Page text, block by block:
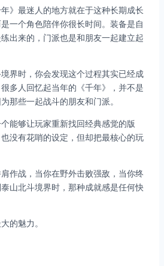
》最迷人的地方就在于这种长期成长
一个角色陪伴你很长时间。装备是自
出来的，门派也是和朋友一起建立起
界时，你会发现这个过程其实已经成
多人回忆起当年的《千年》，并不是
那些一起战斗的朋友和门派。
能够让玩家重新找回经典感觉的版
没有花哨的设定，但却把最核心的玩
作战，当你在野外击败强敌，当你终
山北斗境界时，那种成就感是任何快
的魅力。